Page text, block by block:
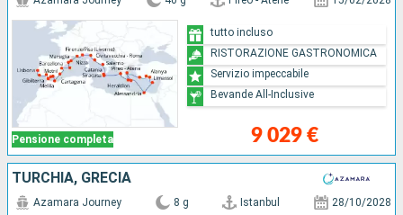
Pensione completa 9 029 €
tutto incluso
RISTORAZIONE GASTRONOMICA
Servizio impeccabile
Bevande All-Inclusive
TURCHIA, GRECIA
Azamara Journey 8 g Istanbul 28/10/2028